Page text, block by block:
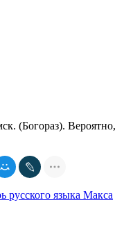
(Богораз). Вероятно,
русского языка Макса